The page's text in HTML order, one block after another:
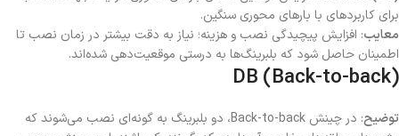
برای کاربردهای با بارهای محوری سنگین.
معایب: افزایش پیچیدگی نصب و هزینه؛ نیاز به دقت بیشتر در زمان نصب تا
اطمینان حاصل شود که بلبرینگ‌ها به درستی موقعیت‌دهی شده‌اند.
DB (Back-to-back)
توضیح
: در چینش Back-to-back، دو بلبرینگ به گونه‌ای نصب می‌شوند که